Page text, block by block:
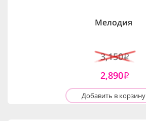
Мелодия
3,150i
2,890i
Добавить в корзину